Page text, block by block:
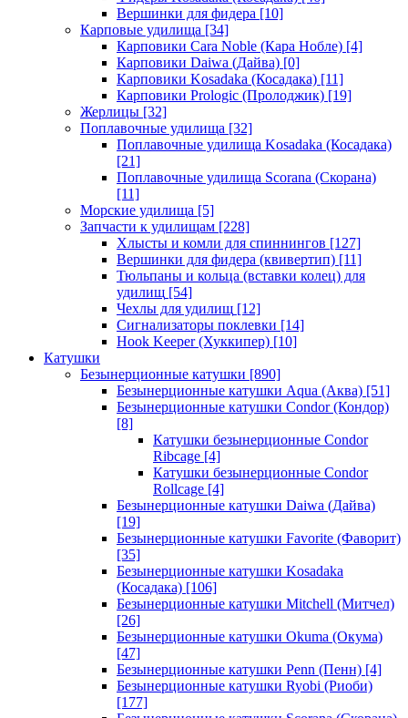
Вершинки для фидера [10]
Карповые удилища [34]
Карповики Cara Noble (Кара Нобле) [4]
Карповики Daiwa (Дайва) [0]
Карповики Kosadaka (Косадака) [11]
Карповики Prologic (Пролоджик) [19]
Жерлицы [32]
Поплавочные удилища [32]
Поплавочные удилища Kosadaka (Косадака)
[21]
Поплавочные удилища Scorana (Скорана)
[11]
Морские удилища [5]
Запчасти к удилищам [228]
Хлысты и комли для спиннингов [127]
Вершинки для фидера (квивертип) [11]
Тюльпаны и кольца (вставки колец) для
удилищ [54]
Чехлы для удилищ [12]
Сигнализаторы поклевки [14]
Hook Keeper (Хуккипер) [10]
Катушки
Безынерционные катушки [890]
Безынерционные катушки Aqua (Аква) [51]
Безынерционные катушки Condor (Кондор)
[8]
Катушки безынерционные Condor
Ribcage [4]
Катушки безынерционные Condor
Rollcage [4]
Безынерционные катушки Daiwa (Дайва)
[19]
Безынерционные катушки Favorite (Фаворит)
[35]
Безынерционные катушки Kosadaka
(Косадака) [106]
Безынерционные катушки Mitchell (Митчел)
[26]
Безынерционные катушки Okuma (Окума)
[47]
Безынерционные катушки Penn (Пенн) [4]
Безынерционные катушки Ryobi (Риоби)
[177]